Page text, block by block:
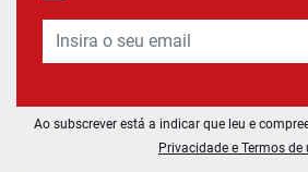
Ao subscrever está a indicar que leu e
Privacidade e Termos de